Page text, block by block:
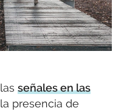
señales en las
presencia de